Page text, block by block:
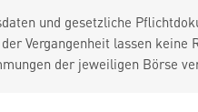
und gesetzliche
Vergangenheit lassen
der jeweiligen Börse